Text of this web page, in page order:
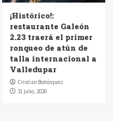
¡Histórico!:
restaurante Galeón
2.23 traerá el primer
ronqueo de atún de
talla internacional a
Valledupar
Cristian Bohórquez
31 julio, 2026